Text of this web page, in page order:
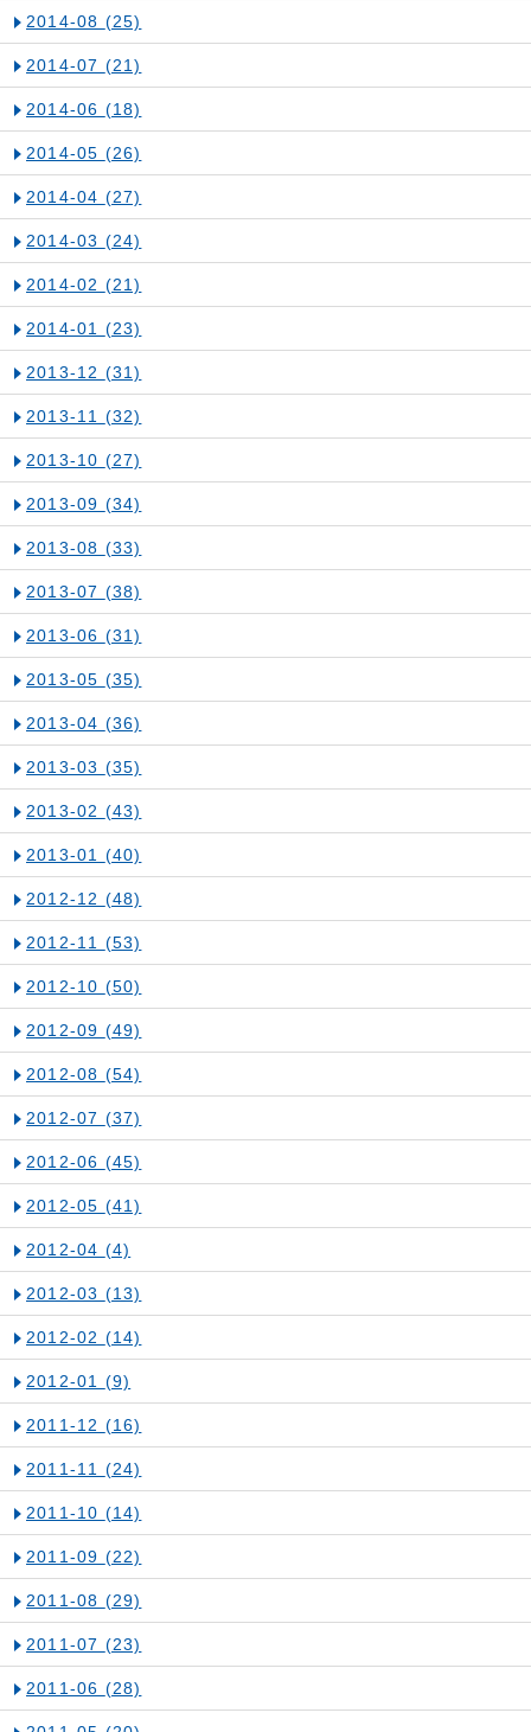
2014-08 (25)
2014-07 (21)
2014-06 (18)
2014-05 (26)
2014-04 (27)
2014-03 (24)
2014-02 (21)
2014-01 (23)
2013-12 (31)
2013-11 (32)
2013-10 (27)
2013-09 (34)
2013-08 (33)
2013-07 (38)
2013-06 (31)
2013-05 (35)
2013-04 (36)
2013-03 (35)
2013-02 (43)
2013-01 (40)
2012-12 (48)
2012-11 (53)
2012-10 (50)
2012-09 (49)
2012-08 (54)
2012-07 (37)
2012-06 (45)
2012-05 (41)
2012-04 (4)
2012-03 (13)
2012-02 (14)
2012-01 (9)
2011-12 (16)
2011-11 (24)
2011-10 (14)
2011-09 (22)
2011-08 (29)
2011-07 (23)
2011-06 (28)